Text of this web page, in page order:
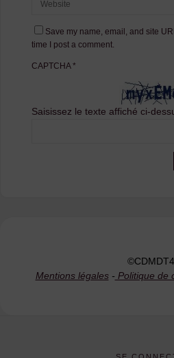
Save my name, email, and site
time I post a comment.
CAPTCHA*
Saisissez le texte affiché ci-
Mentions légales- Politique de